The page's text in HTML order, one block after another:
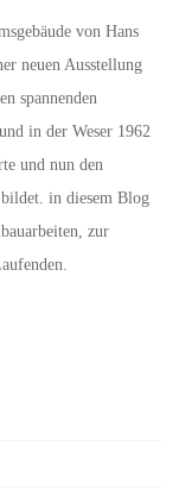
von Hans
neuen Ausstellung
spannenden
in der Weser 1962
und nun den
bildet. in diesem Blog
zur